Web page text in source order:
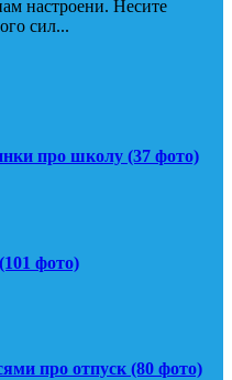
настроени. Несите
сил...
про школу (37 фото)
фото)
про отпуск (80 фото)